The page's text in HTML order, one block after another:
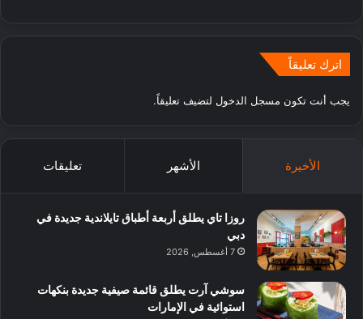
اترك تعليقاً
يجب أنت تكون مسجل الدخول لتضيف تعليقاً.
الأخيرة الأشهر تعليقات
روزا تاي يطلق أربعة أطباق تايلاندية جديدة في
دبي
7 أغسطس, 2026
سوشي آرت يطلق قائمة صيفية جديدة بنكهات
استوائية في الإمارات